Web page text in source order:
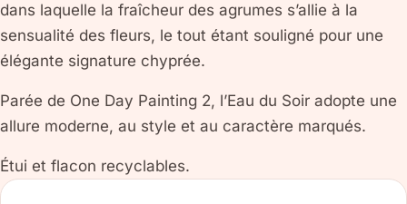
dans laquelle la fraîcheur des agrumes s’allie à la
sensualité des fleurs, le tout étant souligné pour une
élégante signature chyprée.
Parée de One Day Painting 2, l’Eau du Soir adopte une
allure moderne, au style et au caractère marqués.
Étui et flacon recyclables.